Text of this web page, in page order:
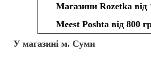
Магазини Rozetka від
Meest Poshta від 800
У магазині м. Суми